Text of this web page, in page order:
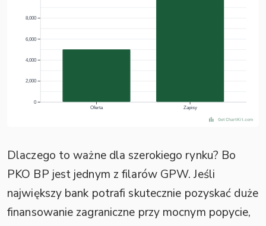
Dlaczego to ważne dla szerokiego rynku? Bo
PKO BP jest jednym z filarów GPW. Jeśli
największy bank potrafi skutecznie pozyskać duże
finansowanie zagraniczne przy mocnym popycie,